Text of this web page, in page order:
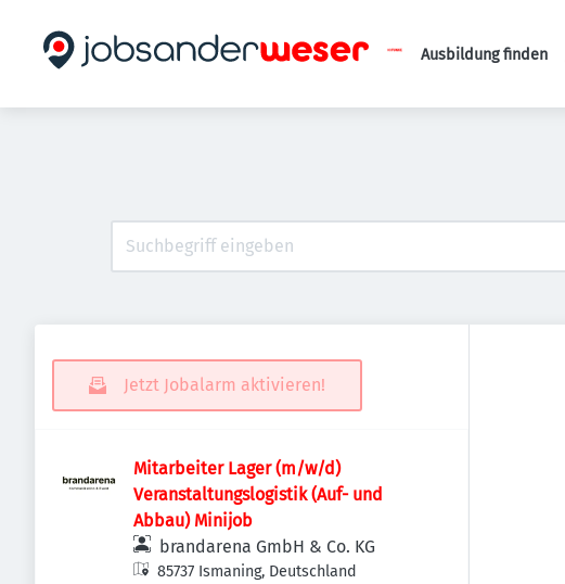
Ausbildung finden
Jetzt Jobalarm aktivieren!
Mitarbeiter Lager (m/w/d)
Veranstaltungslogistik (Auf- und
Abbau) Minijob
brandarena GmbH & Co. KG
85737 Ismaning, Deutschland